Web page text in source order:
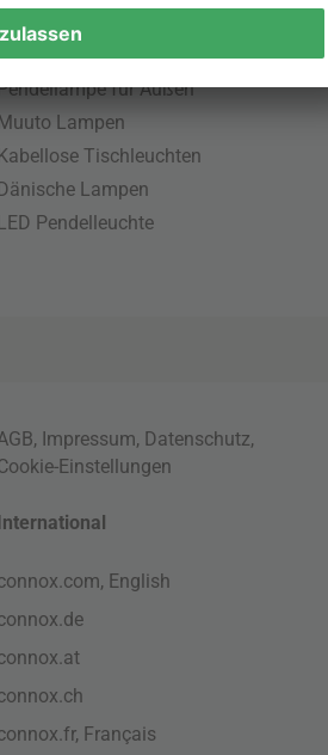
Beliebte Leuchten
für Außen
Lampen
Tischleuchten
Lampen
Pendelleuchte
, Impressum, Datenschutz,
Einstellungen
English
Français